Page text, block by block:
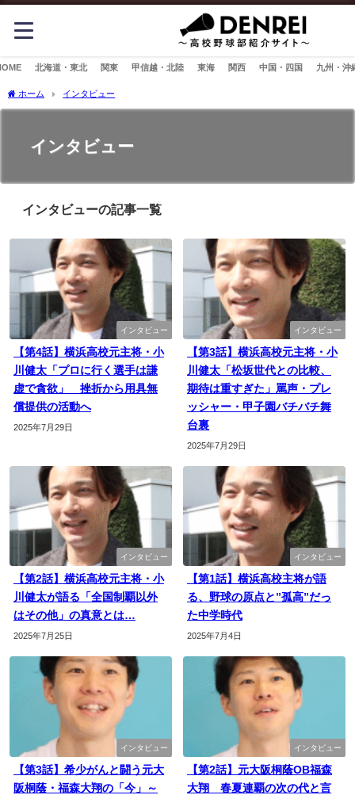
北海道・東北 関東 甲信越・北陸 東海 関西 中国・四国 九州・沖
ホーム インタビュー
インタビュー
インタビューの記事一覧
インタビュー
【第4話】横浜高校元主将・小
川健太「プロに行く選手は謙
虚で貪欲」 挫折から用具無
償提供の活動へ
2025年7月29日
インタビュー
【第3話】横浜高校元主将・小
川健太「松坂世代との比較、
期待は重すぎた」罵声・プレ
ッシャー・甲子園バチバチ舞
台裏
2025年7月29日
インタビュー
【第2話】横浜高校元主将・小
川健太が語る「全国制覇以外
はその他」の真意とは…
2025年7月25日
インタビュー
【第1話】横浜高校主将が語
る、野球の原点と”孤高”だっ
た中学時代
2025年7月4日
インタビュー
【第3話】希少がんと闘う元大
阪桐蔭・福森大翔の「今」～
インタビュー
【第2話】元大阪桐蔭OB福森
大翔 春夏連覇の次の代と言